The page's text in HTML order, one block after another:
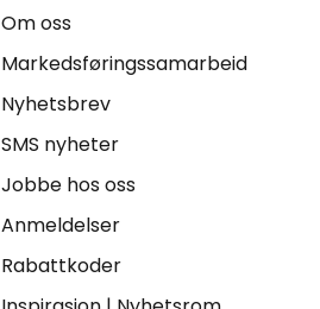
Om oss
Markedsføringssamarbeid
Nyhetsbrev
SMS nyheter
Jobbe hos oss
Anmeldelser
Rabattkoder